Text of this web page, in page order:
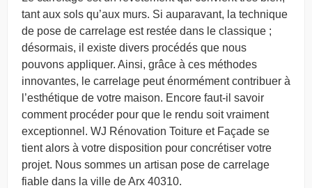
tant aux sols qu’aux murs. Si auparavant, la technique
de pose de carrelage est restée dans le classique ;
désormais, il existe divers procédés que nous
pouvons appliquer. Ainsi, grâce à ces méthodes
innovantes, le carrelage peut énormément contribuer à
l’esthétique de votre maison. Encore faut-il savoir
comment procéder pour que le rendu soit vraiment
exceptionnel. WJ Rénovation Toiture et Façade se
tient alors à votre disposition pour concrétiser votre
projet. Nous sommes un artisan pose de carrelage
fiable dans la ville de Arx 40310.